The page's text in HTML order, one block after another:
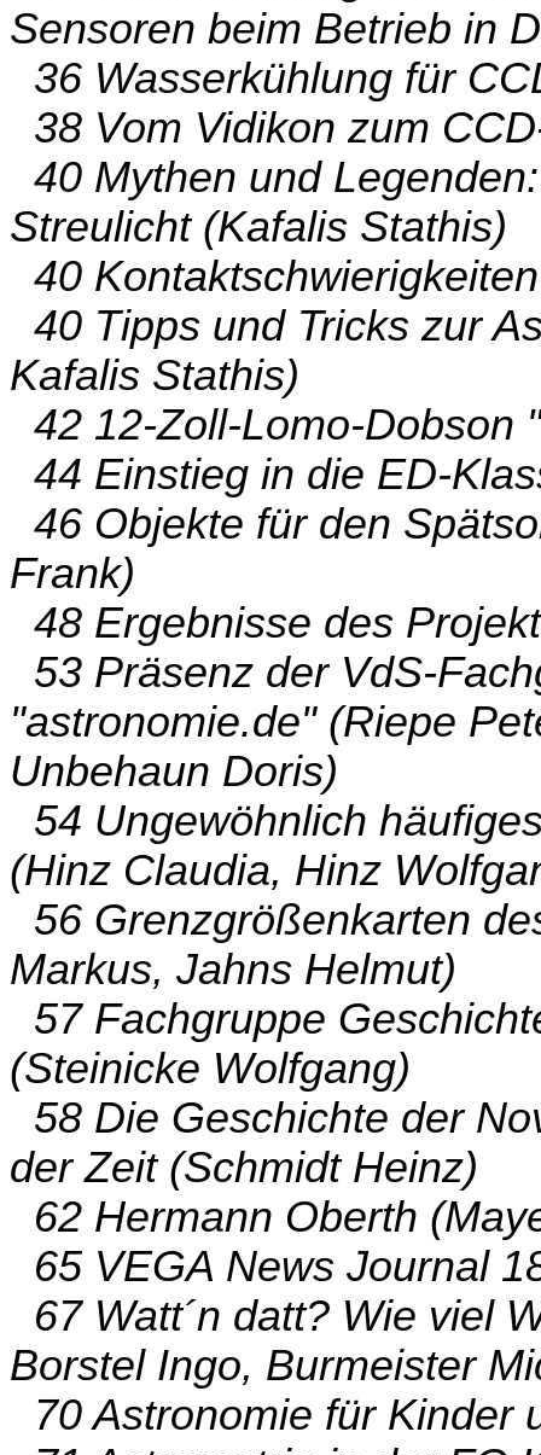
Sensoren beim Betrieb in
36 Wasserkühlung für
38 Vom Vidikon zum
40 Mythen und
Streulicht (Kafalis Stathis)
40
40 Tipps und Tricks zur
Kafalis Stathis)
42 12-Zoll-Lomo-Dobson
44 Einstieg in die ED-
46 Objekte für den
Frank)
48 Ergebnisse des
53 Präsenz der VdS-
"astronomie.de" (Riepe
Unbehaun Doris)
54 Ungewöhnlich
(Hinz Claudia, Hinz
56 Grenzgrößenkarten
Markus, Jahns Helmut)
57 Fachgruppe
(Steinicke Wolfgang)
58 Die Geschichte der
der Zeit (Schmidt Heinz)
62 Hermann Oberth
65 VEGA News Journal
67 Watt´n datt? Wie viel
Borstel Ingo, Burmeister
70 Astronomie für Kinder